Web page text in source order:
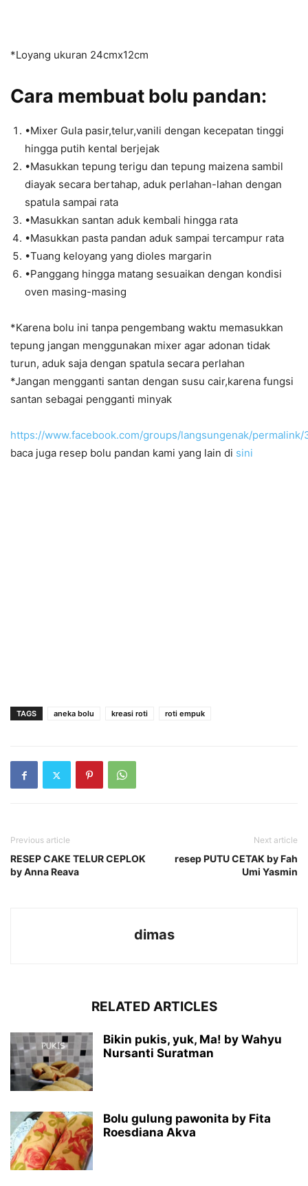
*Loyang ukuran 24cmx12cm
Cara membuat bolu pandan:
•Mixer Gula pasir,telur,vanili dengan kecepatan tinggi
hingga putih kental berjejak
•Masukkan tepung terigu dan tepung maizena sambil
diayak secara bertahap, aduk perlahan-lahan dengan
spatula sampai rata
•Masukkan santan aduk kembali hingga rata
•Masukkan pasta pandan aduk sampai tercampur rata
•Tuang keloyang yang dioles margarin
•Panggang hingga matang sesuaikan dengan kondisi
oven masing-masing
*Karena bolu ini tanpa pengembang waktu memasukkan
tepung jangan menggunakan mixer agar adonan tidak
turun, aduk saja dengan spatula secara perlahan
*Jangan mengganti santan dengan susu cair,karena fungsi
santan sebagai pengganti minyak
https://www.facebook.com/groups/langsungenak/
baca juga resep bolu pandan kami yang lain di sini
TAGS aneka bolu kreasi roti roti empuk
Previous article
RESEP CAKE TELUR CEPLOK
by Anna Reava
Next article
resep PUTU CETAK by Fah
Umi Yasmin
dimas
RELATED ARTICLES
Bikin pukis, yuk, Ma! by Wahyu
Nursanti Suratman
Bolu gulung pawonita by Fita
Roesdiana Akva